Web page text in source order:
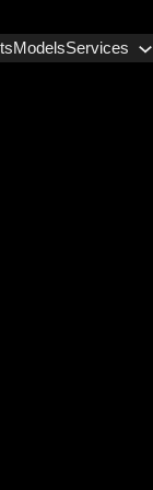
ModelsServices